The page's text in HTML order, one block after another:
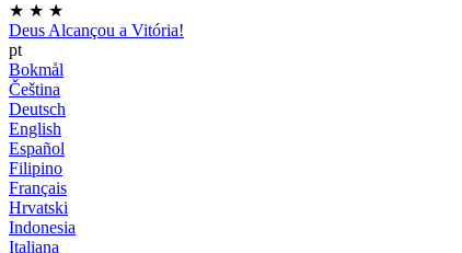
★ ★ ★
Deus Alcançou a Vitória!
pt
Bokmål
Čeština
Deutsch
English
Español
Filipino
Français
Hrvatski
Indonesia
Italiana